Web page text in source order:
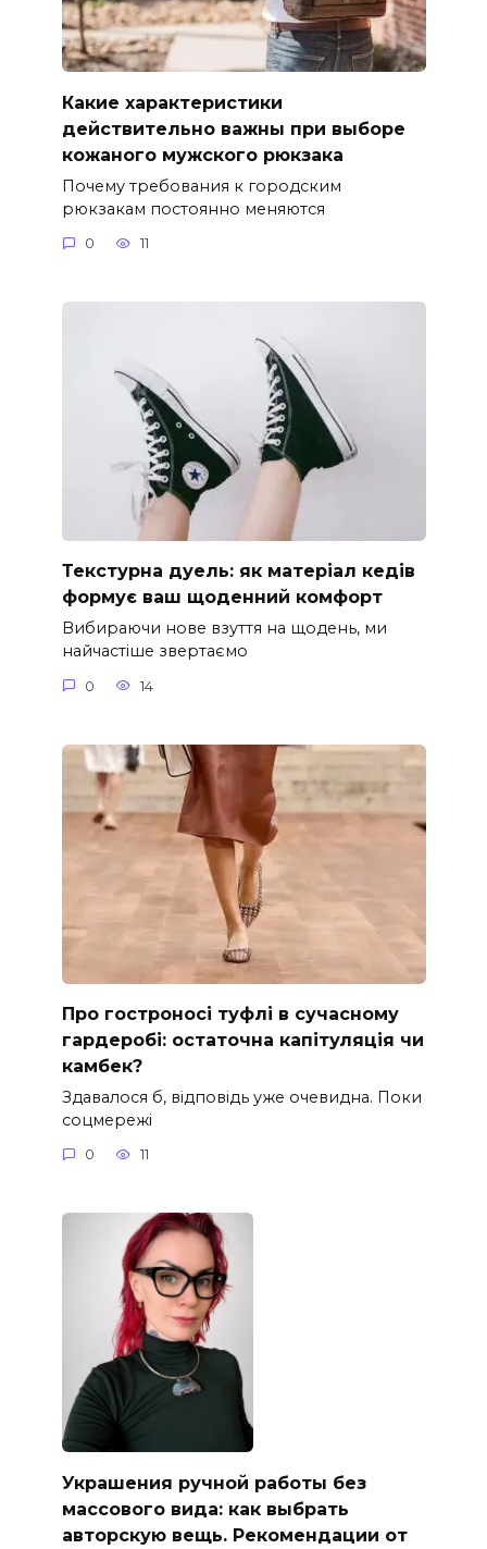
Какие характеристики
действительно важны при выборе
кожаного мужского рюкзака
Почему требования к городским
рюкзакам постоянно меняются
0 11
Текстурна дуель: як матеріал кедів
формує ваш щоденний комфорт
Вибираючи нове взуття на щодень, ми
найчастіше звертаємо
0 14
Про гостроносі туфлі в сучасному
гардеробі: остаточна капітуляція чи
камбек?
Здавалося б, відповідь уже очевидна. Поки
соцмережі
0 11
Украшения ручной работы без
массового вида: как выбрать
авторскую вещь. Рекомендации от